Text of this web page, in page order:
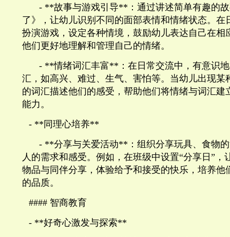
- **故事与游戏引导** ：通过讲述简单有趣的
了》，让幼儿识别不同的面部表情和情绪状态。在
扮演游戏，设定各种情境，鼓励幼儿表达自己在相
他们更好地理解和管理自己的情绪。
- **情绪词汇丰富** ：在日常交流中，有意识
汇，如高兴、难过、生气、害怕等。当幼儿出现某
的词汇描述他们的感受，帮助他们将情绪与词汇建
能力。
- ** 同理心培养**
- **分享与关爱活动** ：组织分享玩具、食物
人的需求和感受。例如，在班级中设置“分享日”，
物品与同伴分享，体验给予和接受的快乐，培养他
的品质。
#### 智商教育
- **好奇心激发与探索**